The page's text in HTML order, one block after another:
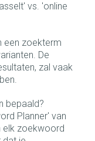
vs. 'online
een zoekterm
De
zal vaak
bepaald?
Planner' van
elk zoekwoord